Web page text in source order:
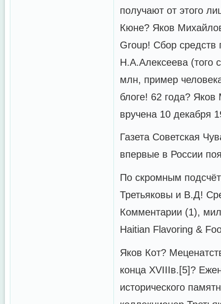
получают от этого
Кюне? Яков
Group! Сбор средств
Н.А.Алексеева (того
млн, пример
блоге! 62 года?
вручена 10 декабря
Газета Советская
впервые в России
По скромным
Третьяковы и В.Д!
Комментарии (1),
Haitian Flavoring &
Яков Кот?
конца XVIIIв.[5]?
исторического